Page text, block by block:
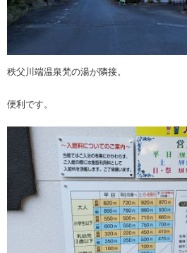
秩父川端温泉梵の湯が隣接。
便利です。